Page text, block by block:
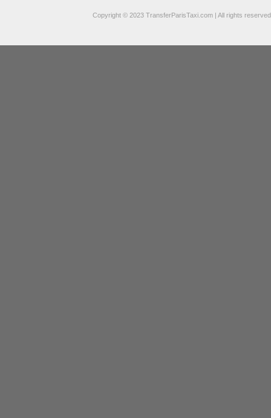
Copyright © 2023 TransferParisTaxi.com | All rights reserved